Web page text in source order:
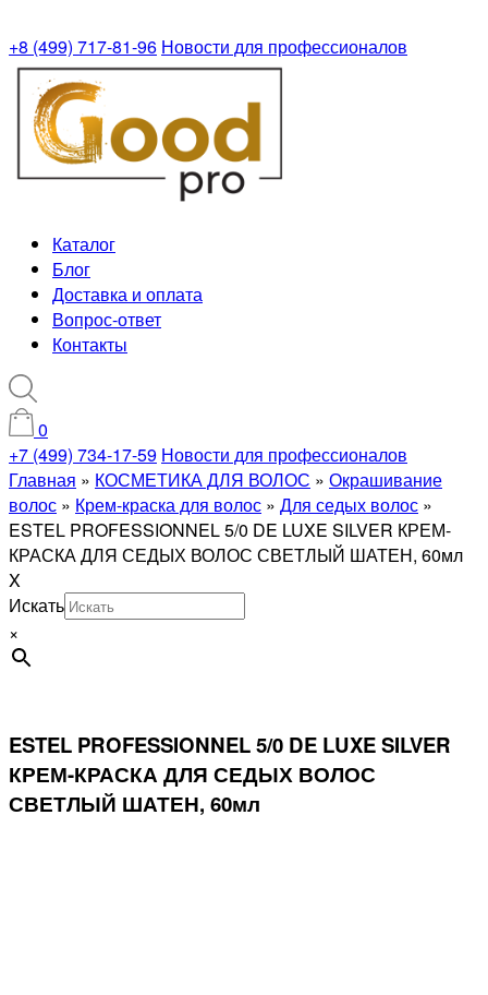
+8 (499) 717-81-96 Новости для профессионалов
Каталог
Блог
Доставка и оплата
Вопрос-ответ
Контакты
0
+7 (499) 734-17-59 Новости для профессионалов
Главная » КОСМЕТИКА ДЛЯ ВОЛОС » Окрашивание
волос » Крем-краска для волос » Для седых волос »
ESTEL PROFESSIONNEL 5/0 DE LUXE SILVER КРЕМ-
КРАСКА ДЛЯ СЕДЫХ ВОЛОС СВЕТЛЫЙ ШАТЕН, 60мл
X
Искать
×
ESTEL PROFESSIONNEL 5/0 DE LUXE SILVER
КРЕМ-КРАСКА ДЛЯ СЕДЫХ ВОЛОС
СВЕТЛЫЙ ШАТЕН, 60мл